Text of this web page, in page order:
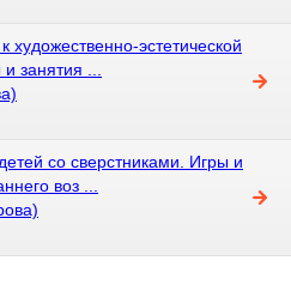
эстетической
занятия ...
со сверстниками. Игры и
воз ...